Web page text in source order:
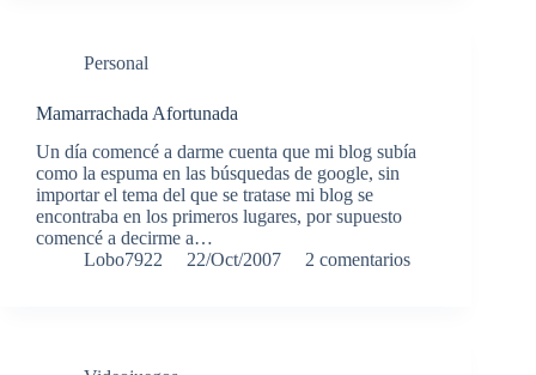
Personal
Mamarrachada Afortunada
Un día comencé a darme cuenta que mi blog subía
como la espuma en las búsquedas de google, sin
importar el tema del que se tratase mi blog se
encontraba en los primeros lugares, por supuesto
comencé a decirme a…
Lobo7922
22/Oct/2007 2 comentarios